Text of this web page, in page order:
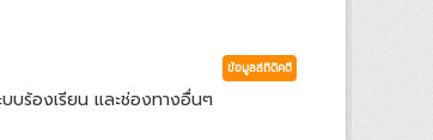
ข้อมูลสถิติคดี
ร้องเรียน และช่องทางอื่นๆ